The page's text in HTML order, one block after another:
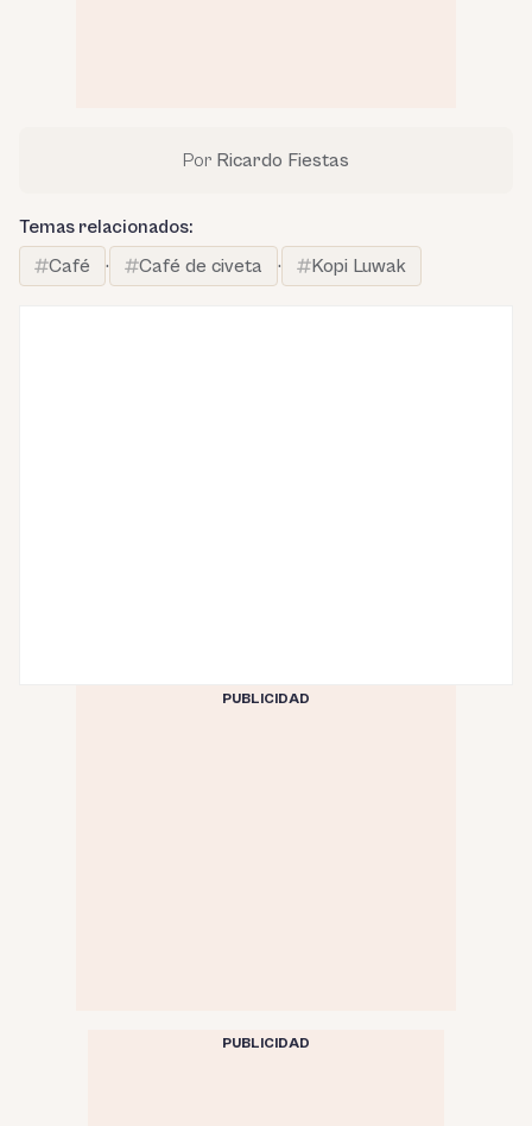
Por Ricardo Fiestas
Temas relacionados:
Café
· Café de civeta · Kopi Luwak
PUBLICIDAD
PUBLICIDAD